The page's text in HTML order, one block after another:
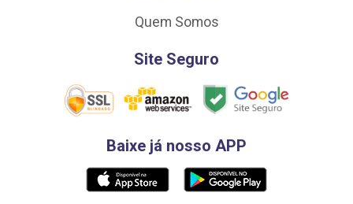
Quem Somos
Site Seguro
Baixe já nosso APP